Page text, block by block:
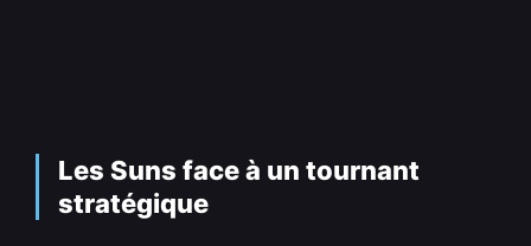
Les Suns face à un tournant
stratégique